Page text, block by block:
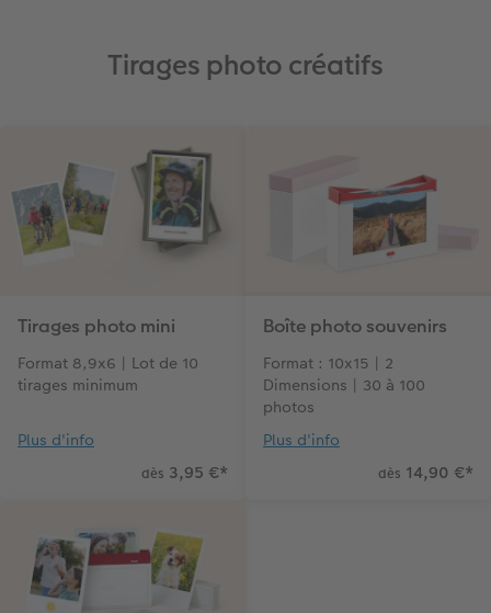
Tirages photo créatifs
Tirages photo mini
Format 8,9x6 | Lot de 10
tirages minimum
Plus d'info
dès 3,95 €*
Boîte photo souvenirs
Format : 10x15 | 2
Dimensions | 30 à 100
photos
Plus d'info
dès 14,90 €*